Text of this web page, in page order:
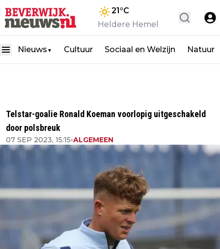
21°C
Heldere Hemel
Nieuws ▼ Cultuur Sociaal en Welzijn Natuur
Telstar-goalie Ronald Koeman voorlopig uitgeschakeld
door polsbreuk
07 SEP 2023, 15:15•ALGEMEEN